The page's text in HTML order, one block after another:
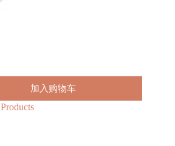
加入购物车
Products